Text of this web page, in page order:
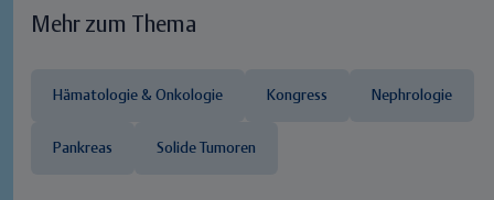
Mehr zum Thema
Hämatologie & Onkologie Kongress Nephrologie
Pankreas Solide Tumoren